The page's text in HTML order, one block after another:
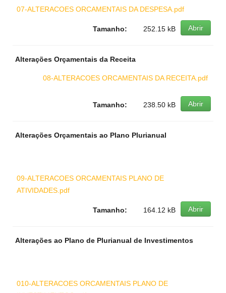
07-ALTERACOES ORCAMENTAIS DA DESPESA.pdf
Abrir
Tamanho: 252.15 kB
Alterações Orçamentais da Receita
08-ALTERACOES ORCAMENTAIS DA RECEITA.pdf
Abrir
Tamanho: 238.50 kB
Alterações Orçamentais ao Plano Plurianual
09-ALTERACOES ORCAMENTAIS PLANO DE
ATIVIDADES.pdf
Abrir
Tamanho: 164.12 kB
Alterações ao Plano de Plurianual de Investimentos
010-ALTERACOES ORCAMENTAIS PLANO DE